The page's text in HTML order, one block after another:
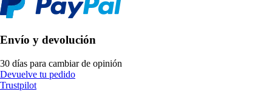
Envío y devolución
30 días para cambiar de opinión
Devuelve tu pedido
Trustpilot